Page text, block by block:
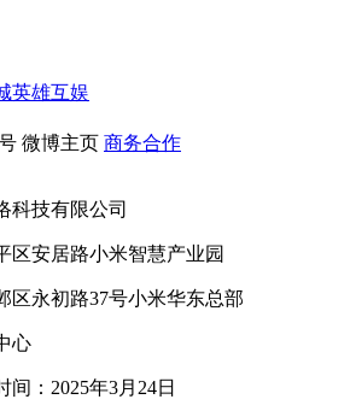
英雄互娱
微博主页 商务合作
科技有限公司
区安居路小米智慧产业园
区永初路37号小米华东总部
心
间：2025年3月24日